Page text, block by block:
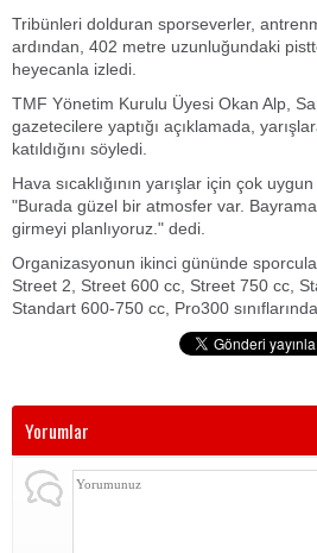
Tribünleri dolduran sporseverler,
ardından, 402 metre uzunluğundaki
heyecanla izledi.
TMF Yönetim Kurulu Üyesi Okan Alp,
gazetecilere yaptığı açıklamada,
katıldığını söyledi.
Hava sıcaklığının yarışlar için çok
"Burada güzel bir atmosfer var.
girmeyi planlıyoruz." dedi.
Organizasyonun ikinci gününde
Street 2, Street 600 cc, Street 750 cc,
Standart 600-750 cc, Pro300
Yorumlar